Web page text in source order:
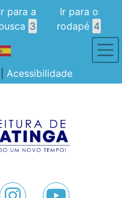
para a
3
Ir para o
rodapé 4
Acessibilidade